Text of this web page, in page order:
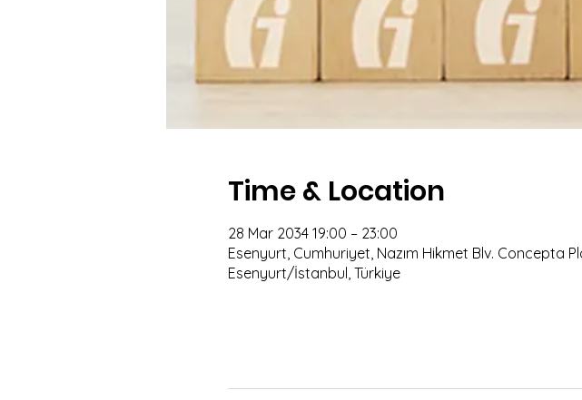
Time & Location
28 Mar 2034 19:00 – 23:00
Esenyurt, Cumhuriyet, Nazım Hikmet Blv. Concepta
Esenyurt/İstanbul, Türkiye